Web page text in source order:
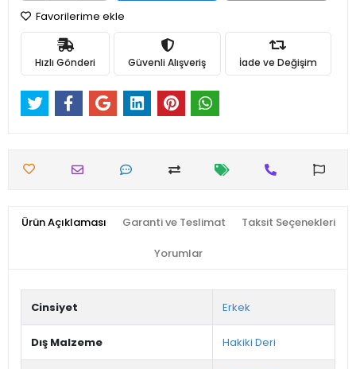
Favorilerime ekle
Hızlı Gönderi Güvenli Alışveriş İade ve Değişim
Ürün Açıklaması Garanti ve Teslimat Taksit Seçenekleri
Yorumlar
Cinsiyet Erkek
Dış Malzeme Hakiki Deri